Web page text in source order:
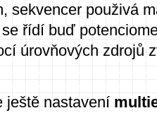
sekvencer použivá
řídí buď
úrovňových zdrojů
ještě nastavení